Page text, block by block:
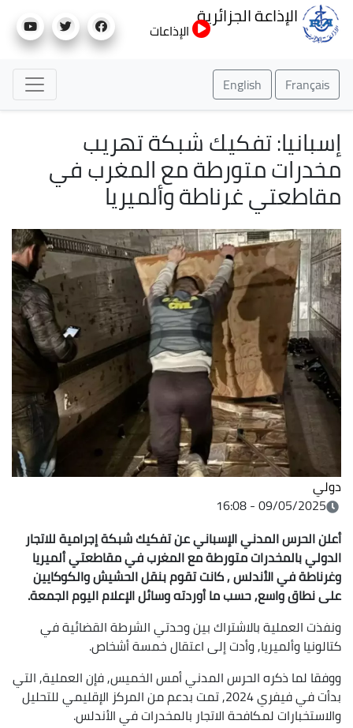
إلى
الإذاعة الجزائرية
الإذاعات
Français
English
إسبانيا: تفكيك شبكة تهريب
مخدرات متورطة مع المغرب في
مقاطعتي غرناطة وألميريا
دولي
09/05/2025 - 16:08
أعلن الحرس المدني الإسباني عن تفكيك شبكة إجرامية للاتجار
الدولي بالمخدرات متورطة مع المغرب في مقاطعتي ألميريا
وغرناطة في الأندلس , كانت تقوم بنقل الحشيش والكوكايين
على نطاق واسع, حسب ما أوردته وسائل الإعلام اليوم الجمعة.
ونفذت العملية بالاشتراك بين وحدتي الشرطة القضائية في
كتالونيا وألميريا, وأدت إلى اعتقال خمسة أشخاص.
ووفقا لما ذكره الحرس المدني أمس الخميس, فإن العملية, التي
بدأت في فيفري 2024, تمت بدعم من المركز الإقليمي للتحليل
والاستخبارات لمكافحة الاتجار بالمخدرات في الأندلس.